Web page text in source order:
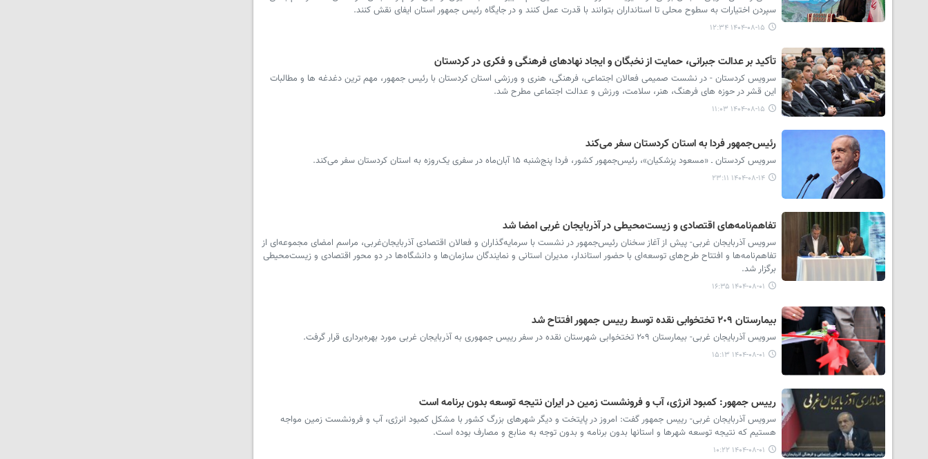
سپردن اختیارات به سطوح محلی تا استانداران بتوانند با قدرت عمل کنند و در جایگاه رئیس جمهور استان ایفای نقش کنند.
۱۴۰۴-۰۸-۱۵ ۱۲:۳۴
تأکید بر عدالت جبرانی، حمایت از نخبگان و ایجاد نهادهای فرهنگی و فکری در کردستان
سرویس کردستان - در نشست صمیمی فعالان اجتماعی، فرهنگی، هنری و ورزشی استان کردستان با رئیس جمهور، مهم ترین دغدغه ها و مطالبات
این قشر در حوزه های فرهنگ، هنر، سلامت، ورزش و عدالت اجتماعی مطرح شد.
۱۴۰۴-۰۸-۱۵ ۱۱:۰۳
رئیس‌جمهور فردا به استان کردستان سفر می‌کند
سرویس کردستان ـ «مسعود پزشکیان»، رئیس‌جمهور کشور، فردا پنج‌شنبه ۱۵ آبان‌ماه در سفری یک‌روزه به استان کردستان سفر می‌کند.
۱۴۰۴-۰۸-۱۴ ۲۳:۱۱
تفاهم‌نامه‌های اقتصادی و زیست‌محیطی در آذربایجان غربی امضا شد
سرویس آذربایجان غربی- پیش از آغاز سخنان رئیس‌جمهور در نشست با سرمایه‌گذاران و فعالان اقتصادی آذربایجان‌غربی، مراسم امضای مجموعه‌ای از
تفاهم‌نامه‌ها و افتتاح طرح‌های توسعه‌ای با حضور استاندار، مدیران استانی و نمایندگان سازمان‌ها و دانشگاه‌ها در دو محور اقتصادی و زیست‌محیطی
برگزار شد.
۱۴۰۴-۰۸-۰۱ ۱۶:۳۵
بیمارستان ٢٠٩ تختخوابی نقده توسط رییس جمهور افتتاح شد
سرویس آذربایجان غربی- بیمارستان ۲۰۹ تختخوابی شهرستان نقده در سفر رییس جمهوری به آذربایجان غربی مورد بهره‌برداری قرار گرفت.
۱۴۰۴-۰۸-۰۱ ۱۵:۱۳
رییس جمهور: کمبود انرژی، آب و فرونشست زمین در ایران نتیجه توسعه بدون برنامه است
سرویس آذربایجان غربی- رییس جمهور گفت: امروز در پایتخت و دیگر شهرهای بزرگ کشور با مشکل کمبود انرژی، آب و فرونشست زمین مواجه
هستیم که نتیجه توسعه شهرها و استانها بدون برنامه و بدون توجه به منابع و مصارف بوده است.
۱۴۰۴-۰۸-۰۱ ۱۰:۲۲